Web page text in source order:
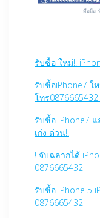
มือถือ-
รับซื้อ ใหม่!!
รับซื้อiPhone7 ใ
โทร0876665432
รับซื้อ iPhone7 แ
เก่ง ด่วน!!
! จับฉลากได้
0876665432
รับซื้อ iPhone 5
0876665432